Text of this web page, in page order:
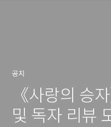
공지
《사랑의 승
및 독자 리뷰